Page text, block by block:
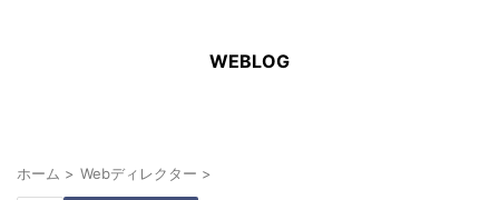
WEBLOG
ホーム > Webディレクター >